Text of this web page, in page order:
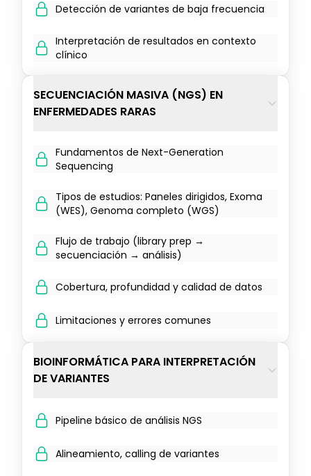
Detección de variantes de baja frecuencia
Interpretación de resultados en contexto
clínico
SECUENCIACIÓN MASIVA (NGS) EN
ENFERMEDADES RARAS
Fundamentos de Next-Generation
Sequencing
Tipos de estudios: Paneles dirigidos, Exoma
(WES), Genoma completo (WGS)
Flujo de trabajo (library prep →
secuenciación → análisis)
Cobertura, profundidad y calidad de datos
Limitaciones y errores comunes
BIOINFORMÁTICA PARA INTERPRETACIÓN
DE VARIANTES
Pipeline básico de análisis NGS
Alineamiento, calling de variantes